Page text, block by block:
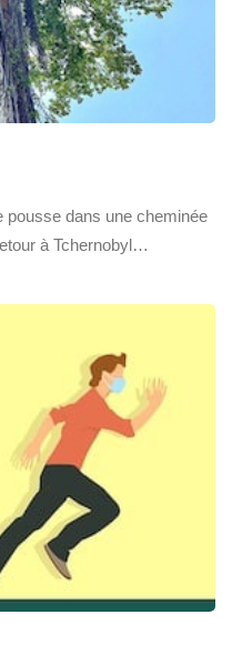
pousse dans une cheminée
à Tchernobyl…